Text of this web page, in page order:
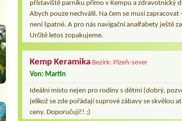
přístaviště parníku přímo v Kempu a zdravotnický
Abych pouze nechválil. Na čem se musí
není špatné. A pro nás navigační analfabety ještě
Určitě letos zopakujeme.
Kemp Keramika Bezirk: Plzeň-sever
Von: Martin
Ideální místo nejen pro rodiny s dětmi (dobrý,
jelikož se zde pořádají suprové zábavy se skvělou
ceny. Doporučuji!! ;)